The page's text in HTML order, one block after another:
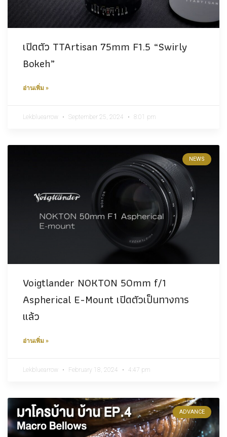
เปิดตัว TTArtisan 75mm F1.5 “Swirly
Bokeh”
อ่านเพิ่ม »
Lekbluearrow September 25, 2024 8:01 pm
NEWS
Voigtlander NOKTON 50mm f/1
Aspherical E-Mount เปิดตัวเป็นทางการ
แล้ว
อ่านเพิ่ม »
Lekbluearrow February 18, 2024 4:47 pm
ADVANCE